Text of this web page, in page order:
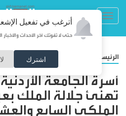
أترغب في تفعيل
حتى لا تفوتك آخر الأحداث والأخبار
اشترك الرئيسية
أسرة الجامعة
تهنئ جلالة الملك
الملكي السابع